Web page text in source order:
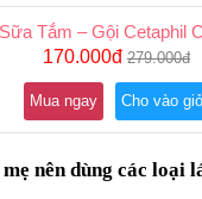
Sữa Tắm – Gội Cetaphil
170.000đ 279.000đ
Mua ngay Cho vào giỏ
nên dùng các loại